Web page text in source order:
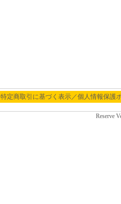
特定商取引に基づく表示／個人情報保護
Reserve